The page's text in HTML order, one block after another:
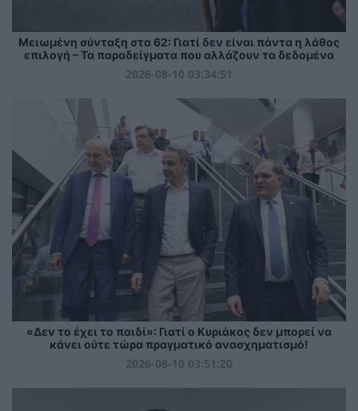
Μειωμένη σύνταξη στα 62: Γιατί δεν είναι πάντα η λάθος
επιλογή – Τα παραδείγματα που αλλάζουν τα δεδομένα
2026-08-10 03:34:51
«Δεν το έχει το παιδί»: Γιατί ο Κυριάκος δεν μπορεί να
κάνει ούτε τώρα πραγματικό ανασχηματισμό!
2026-08-10 03:51:20